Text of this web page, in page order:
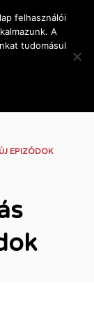
EPIZÓDOK
felhasználói
A
tudomásul